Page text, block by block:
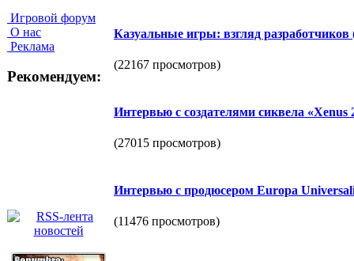
Игровой форум
О нас
Реклама
Рекомендуем:
Казуальные игры: взгляд
(22167 просмотров)
Интервью с создателями сиквела
(27015 просмотров)
Интервью с продюсером Europa
(11476 просмотров)